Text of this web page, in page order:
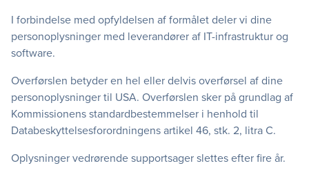
I forbindelse med opfyldelsen af formålet deler vi dine
personoplysninger med leverandører af IT-infrastruktur og
software.
Overførslen betyder en hel eller delvis overførsel af dine
personoplysninger til USA. Overførslen sker på grundlag af
Kommissionens standardbestemmelser i henhold til
Databeskyttelsesforordningens artikel 46, stk. 2, litra C.
Oplysninger vedrørende supportsager slettes efter fire år.